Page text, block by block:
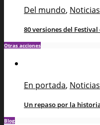
Del mundo, Noticias
80 versiones del
Otras acciones
En portada, Noticias
Un repaso por la
Blog